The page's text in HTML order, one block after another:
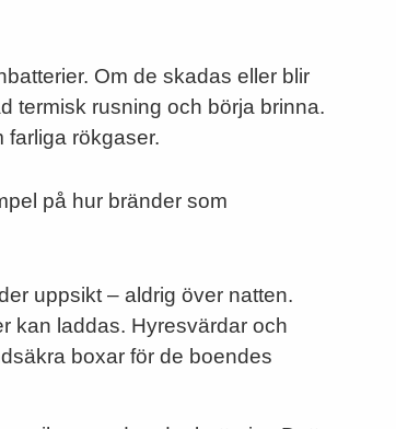
Om de skadas eller blir
termisk rusning och börja brinna.
rökgaser.
på hur bränder som
uppsikt – aldrig över natten.
kan laddas. Hyresvärdar och
boxar för de boendes